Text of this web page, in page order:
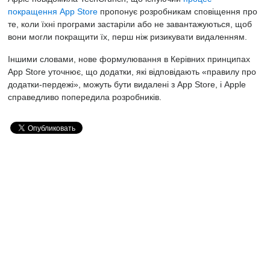
покращення App Store пропонує розробникам сповіщення про
те, коли їхні програми застаріли або не завантажуються, щоб
вони могли покращити їх, перш ніж ризикувати видаленням.
Іншими словами, нове формулювання в Керівних принципах
App Store уточнює, що додатки, які відповідають «правилу про
додатки-пердежі», можуть бути видалені з App Store, і Apple
справедливо попередила розробників.